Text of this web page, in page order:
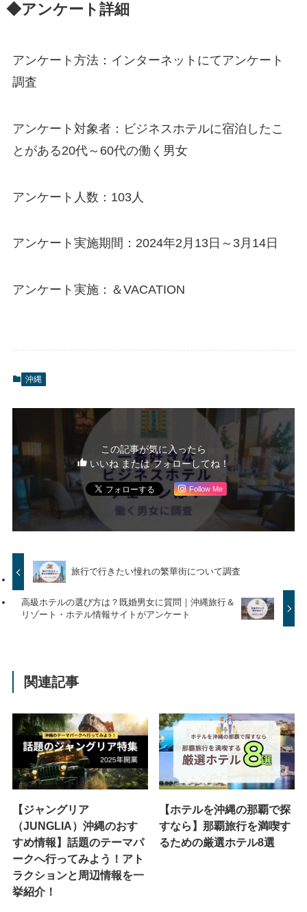
◆アンケート詳細
アンケート方法：インターネットにてアンケート
調査
アンケート対象者：ビジネスホテルに宿泊したこ
とがある20代～60代の働く男女
アンケート人数：103人
アンケート実施期間：2024年2月13日～3月14日
アンケート実施：＆VACATION
沖縄
この記事が気に入ったら
いいね または フォローしてね！
Follow Me
旅行で行きたい憧れの繁華街について調査
高級ホテルの選び方は？既婚男女に質問｜沖縄旅行＆
リゾート・ホテル情報サイトがアンケート
関連記事
【ジャングリア
（JUNGLIA）沖縄のおす
すめ情報】話題のテーマパ
ークへ行ってみよう！アト
ラクションと周辺情報を一
挙紹介！
【ホテルを沖縄の那覇で探
すなら】那覇旅行を満喫す
るための厳選ホテル8選